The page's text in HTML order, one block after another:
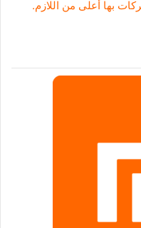
بها أعلى من اللازم.